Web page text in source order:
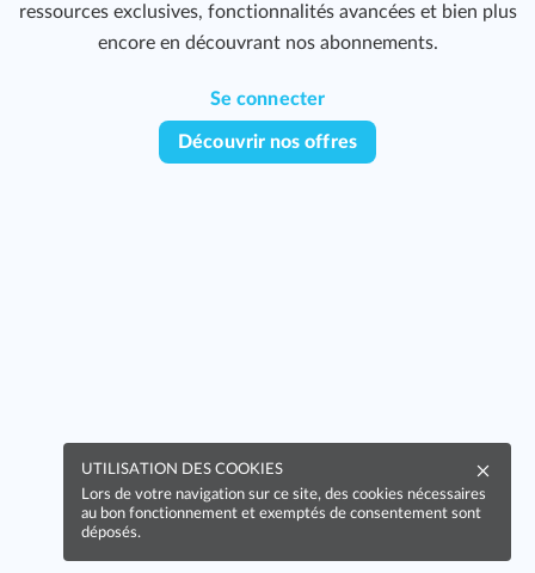
ressources exclusives, fonctionnalités avancées et bien plus
encore en découvrant nos abonnements.
Se connecter
Découvrir nos offres
UTILISATION DES COOKIES
Lors de votre navigation sur ce site, des cookies nécessaires
au bon fonctionnement et exemptés de consentement sont
déposés.